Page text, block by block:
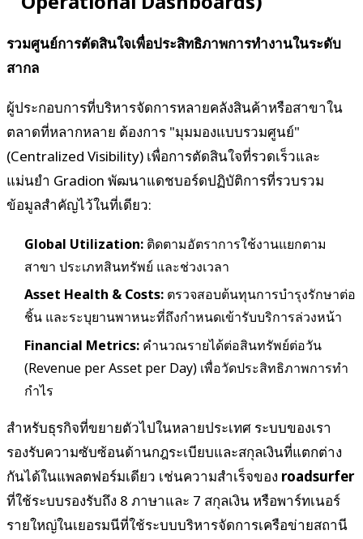
รวมศูนย์การตัดสินใจเพื่อประสิทธิภาพการทำงานในระดับ
สากล
ผู้ประกอบการที่บริหารจัดการหลายคลังสินค้าหรือสาขาใน
ตลาดที่หลากหลาย ต้องการ "มุมมองแบบรวมศูนย์"
(Centralized Visibility) เพื่อการตัดสินใจที่รวดเร็วและ
แม่นยำ Gradion พัฒนาแดชบอร์ดปฏิบัติการที่รวบรวม
ข้อมูลสำคัญไว้ในที่เดียว:
Global Utilization: ติดตามอัตราการใช้งานแยกตาม
สาขา ประเภทสินทรัพย์ และช่วงเวลา
Asset Health & Costs: ตรวจสอบต้นทุนการบำรุงรักษาต่อ
ชิ้น และระบุยานพาหนะที่ถึงกำหนดเข้ารับบริการล่วงหน้า
Financial Metrics: คำนวณรายได้ต่อสินทรัพย์ต่อวัน
(Revenue per Asset per Day) เพื่อวัดประสิทธิภาพการทำ
กำไร
สำหรับธุรกิจที่ขยายตัวไปในหลายประเทศ ระบบของเรา
รองรับความซับซ้อนด้านกฎระเบียบและสกุลเงินที่แตกต่าง
กันได้ในแพลตฟอร์มเดียว เช่นความสำเร็จของ roadsurfer
ที่ใช้ระบบรองรับถึง 8 ภาษาและ 7 สกุลเงิน หรือพาร์ทเนอร์
รายใหญ่ในเยอรมนีที่ใช้ระบบบริหารจัดการเครือข่ายสถานี